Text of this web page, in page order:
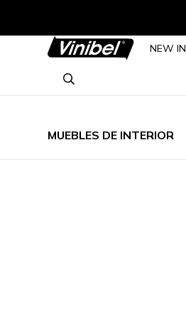
NEW IN
MUEBLES DE INTERIOR